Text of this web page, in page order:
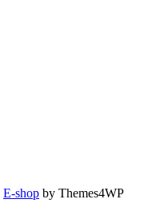
E-shop by Themes4WP